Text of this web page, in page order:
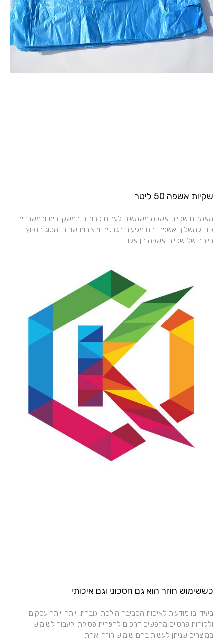
שקיות אשפה 50 ליטר
מאמרים שקיות אשפה משמשות לעתים קרובות במשקי בית ובמשרדים
כדי להשליך אשפה. הם מגיעות בגדלים ובצורות שונות. הסוג הנפוץ
ביותר של שקיות אשפה הן אלו
כששימוש חוזר הוא גם חסכוני וגם איכותי
בעידן בו מודעות לאיכות הסביבה הולכת וגוברת, יותר ויותר עסקים
ולקוחות פרטיים מחפשים דרכים להפחית פסולת ולעבור לשימוש
במוצרים שניתן לעשות בהם שימוש חוזר. אחת